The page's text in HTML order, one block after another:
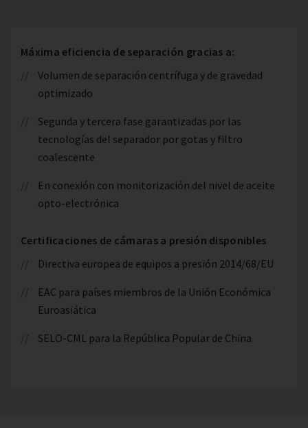
Máxima eficiencia de separación gracias a:
Volumen de separación centrífuga y de gravedad
optimizado
Segunda y tercera fase garantizadas por las
tecnologías del separador por gotas y filtro
coalescente
En conexión con monitorización del nivel de aceite
opto-electrónica
Certificaciones de cámaras a presión disponibles
Directiva europea de equipos a presión 2014/68/EU
EAC para países miembros de la Unión Económica
Euroasiática
SELO-CML para la República Popular de China